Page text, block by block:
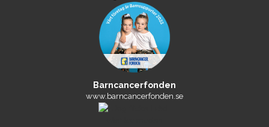
Barncancerfonden
www.barncancerfonden.se